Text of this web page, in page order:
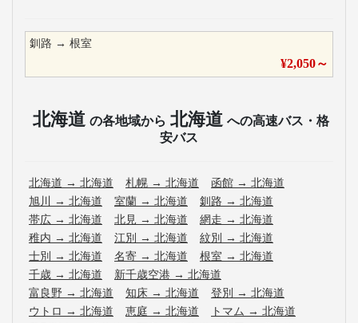
釧路 → 根室
¥2,050～
北海道 の各地域から 北海道 への高速バス・格
安バス
北海道 → 北海道 札幌 → 北海道 函館 → 北海道
旭川
→ 北海道 室蘭 → 北海道 釧路 → 北海道
帯広 → 北海道 北見 → 北海道 網走 → 北海道
稚内 → 北海道 江別 → 北海道 紋別 → 北海道
士別 → 北海道 名寄 → 北海道 根室 → 北海道
千歳 → 北海道 新千歳空港 → 北海道
富良野 → 北海道 知床 → 北海道 登別 → 北海道
ウトロ → 北海道 恵庭 → 北海道 トマム → 北海道